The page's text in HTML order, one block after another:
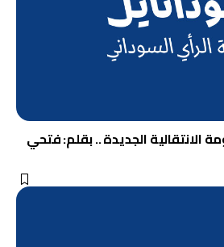
الانتقالية الجديدة .. بقلم: فتحي